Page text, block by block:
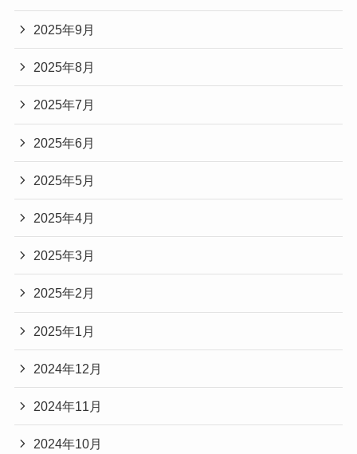
2025年9月
2025年8月
2025年7月
2025年6月
2025年5月
2025年4月
2025年3月
2025年2月
2025年1月
2024年12月
2024年11月
2024年10月